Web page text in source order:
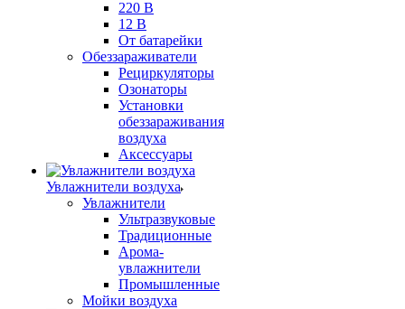
220 В
12 В
От батарейки
Обеззараживатели
Рециркуляторы
Озонаторы
Установки
обеззараживания
воздуха
Аксессуары
Увлажнители воздуха
Увлажнители
Ультразвуковые
Традиционные
Арома-
увлажнители
Промышленные
Мойки воздуха